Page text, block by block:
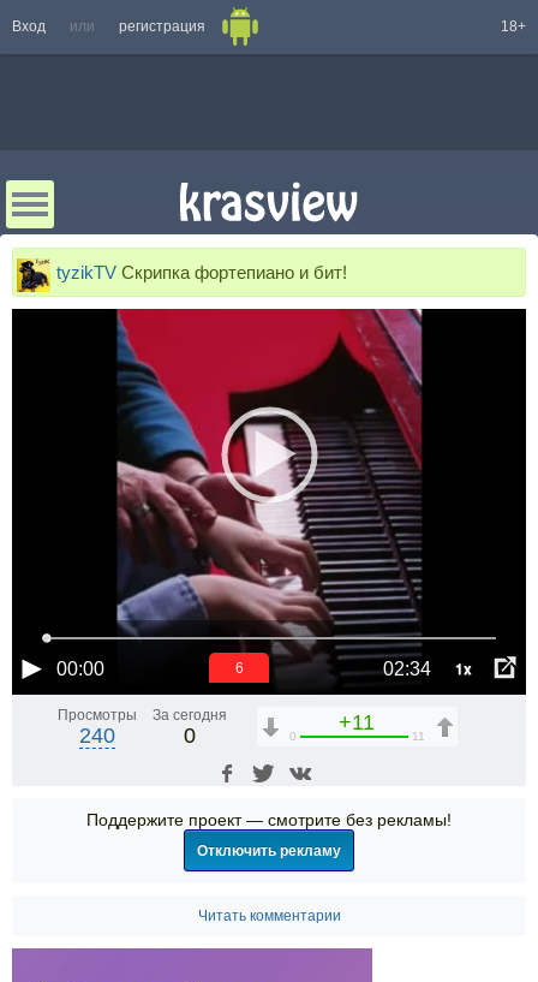
Вход или регистрация 18+
tyzikTV Скрипка фортепиано и бит!
00:00 02:34 1x
6
Просмотры
240
За сегодня
0
+11
0 11
Поддержите проект — смотрите без рекламы!
Отключить рекламу
Читать комментарии